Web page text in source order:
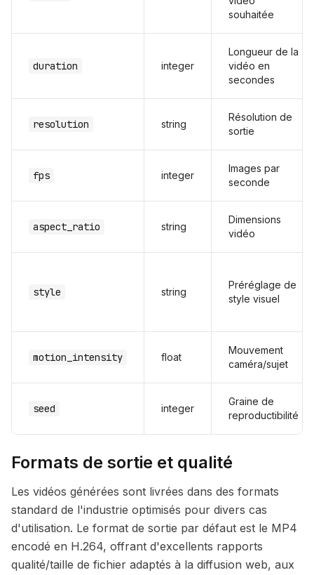
souhaitée
duration integer
Longueur de la
vidéo en
secondes
resolution string
Résolution de
sortie
fps integer
Images par
seconde
aspect_ratio string
Dimensions
vidéo
style string
Préréglage de
style visuel
motion_intensity float
Mouvement
caméra/sujet
seed integer
Graine de
reproductibilité
Formats de sortie et qualité
Les vidéos générées sont livrées dans des formats
standard de l'industrie optimisés pour divers cas
d'utilisation. Le format de sortie par défaut est le MP4
encodé en H.264, offrant d'excellents rapports
qualité/taille de fichier adaptés à la diffusion web, aux